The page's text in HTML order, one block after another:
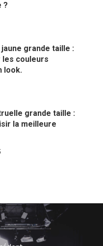
?
grande taille :
les couleurs
look.
grande taille :
la meilleure